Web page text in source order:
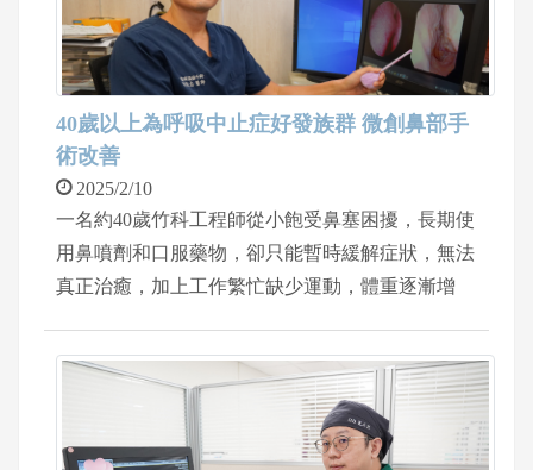
詮釋簡單而雋永的生活哲學，反映出創作思維中滿
溢的生命力與溫暖，讓觀者感受到心靈的觸動。
院長陳自諒感謝名冠藝術館總監陳昭賢策展，陳昭
賢表示，一樓展覽場域內，藝術家陳嘉慧的畫作巧
妙地將優雅的形態與自然元素結合，而林嘉妮的雕
塑則以親切可掬的風格，打造出一個充滿活力與生
機的藝術空間，喚起觀眾的喜悅，並激發對生命與
藝術的熱愛與探索。
40歲以上為呼吸中止症好發族群 微創鼻部手
術改善
2025/2/10
一名約40歲竹科工程師從小飽受鼻塞困擾，長期使
用鼻噴劑和口服藥物，卻只能暫時緩解症狀，無法
真正治癒，加上工作繁忙缺少運動，體重逐漸增
影響睡眠品質，也讓枕邊人夜不能眠。求診中國醫
藥大學新竹附設醫院耳鼻喉科陳俊志醫師，經過鼻
內視鏡檢查，顯示病患鼻中隔彎曲加上嚴重下鼻甲
肥厚，鼻腔空間狹窄，加上睡眠檢查顯示為重度睡